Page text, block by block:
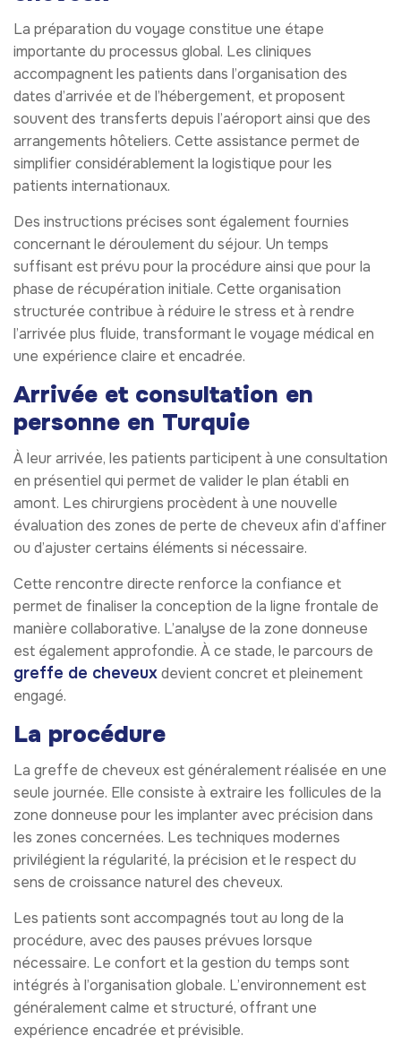
La préparation du voyage constitue une étape
importante du processus global. Les cliniques
accompagnent les patients dans l’organisation des
dates d’arrivée et de l’hébergement, et proposent
souvent des transferts depuis l’aéroport ainsi que des
arrangements hôteliers. Cette assistance permet de
simplifier considérablement la logistique pour les
patients internationaux.
Des instructions précises sont également fournies
concernant le déroulement du séjour. Un temps
suffisant est prévu pour la procédure ainsi que pour la
phase de récupération initiale. Cette organisation
structurée contribue à réduire le stress et à rendre
l’arrivée plus fluide, transformant le voyage médical en
une expérience claire et encadrée.
Arrivée et consultation en
personne en Turquie
À leur arrivée, les patients participent à une consultation
en présentiel qui permet de valider le plan établi en
amont. Les chirurgiens procèdent à une nouvelle
évaluation des zones de perte de cheveux afin d’affiner
ou d’ajuster certains éléments si nécessaire.
Cette rencontre directe renforce la confiance et
permet de finaliser la conception de la ligne frontale de
manière collaborative. L’analyse de la zone donneuse
est également approfondie. À ce stade, le parcours de
greffe de cheveuxdevient concret et pleinement
engagé.
La procédure
La greffe de cheveux est généralement réalisée en une
seule journée. Elle consiste à extraire les follicules de la
zone donneuse pour les implanter avec précision dans
les zones concernées. Les techniques modernes
privilégient la régularité, la précision et le respect du
sens de croissance naturel des cheveux.
Les patients sont accompagnés tout au long de la
procédure, avec des pauses prévues lorsque
nécessaire. Le confort et la gestion du temps sont
intégrés à l’organisation globale. L’environnement est
généralement calme et structuré, offrant une
expérience encadrée et prévisible.